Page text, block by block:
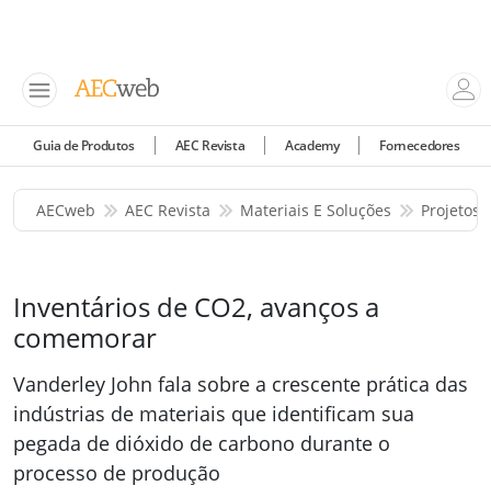
Guia de Produtos AEC Revista Academy Fornecedores
AECweb AEC Revista Materiais E Soluções Projetos
Inventários de CO2, avanços a
comemorar
Vanderley John fala sobre a crescente prática das
indústrias de materiais que identificam sua
pegada de dióxido de carbono durante o
processo de produção